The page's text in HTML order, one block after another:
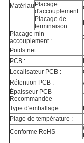
Matériau Placage
d'accouplement :
Placage de
terminaison :
Placage min-
accouplement :
Poids net :
PCB :
Localisateur PCB :
Rétention PCB :
Épaisseur PCB -
Recommandée
Type d'emballage :
Plage de température :
Conforme RoHS